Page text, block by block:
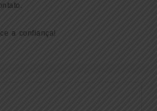
a confiança!